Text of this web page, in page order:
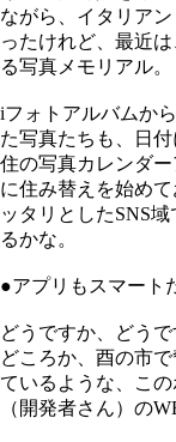
ながら、イタリア
ったけれど、最近
る写真メモリアル。
iフォトアルバムか
た写真たちも、日
住の写真カレンダ
に住み替えを始め
ッタリとしたSNS
るかな。
●アプリもスマート
どうですか、どう
どころか、酉の市
ているような、こ
（開発者さん）の